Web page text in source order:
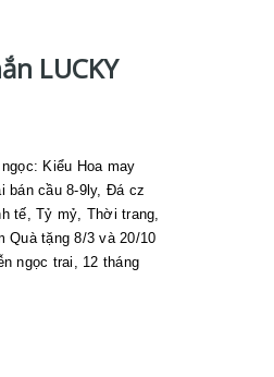
LUCKY
Kiểu Hoa may
bán cầu 8-9ly, Đá cz
tế, Tỷ mỷ, Thời trang,
Quà tặng 8/3 và 20/10
ngọc trai, 12 tháng